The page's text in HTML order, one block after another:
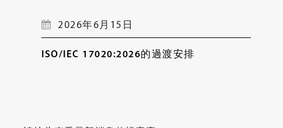
2026年6月15日
ISO/IEC 17020:2026的過渡安排